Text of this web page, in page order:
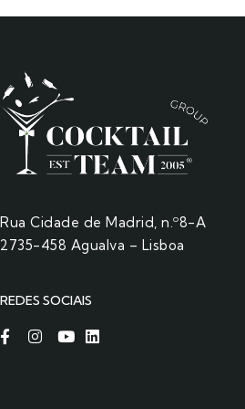
Rua Cidade de Madrid, n.º8-A
2735-458 Agualva – Lisboa
REDES SOCIAIS